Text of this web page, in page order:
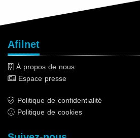
Afilnet
À propos de nous
Espace presse
Politique de confidentialité
Politique de cookies